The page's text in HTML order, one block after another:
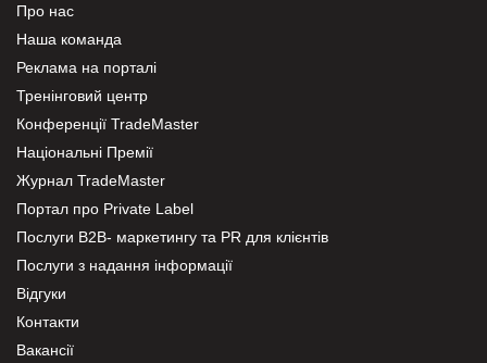
Про нас
Наша команда
Реклама на порталі
Тренінговий центр
Конференції TradeMaster
Національні Премії
Журнал TradeMaster
Портал про Private Label
Послуги В2В- маркетингу та PR для клієнтів
Послуги з надання інформації
Відгуки
Контакти
Вакансії